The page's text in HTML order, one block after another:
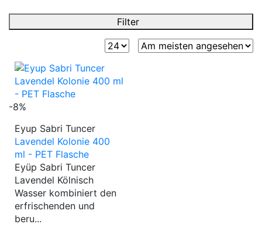
Filter
-8%
Eyup Sabri Tuncer
Lavendel Kolonie 400
ml - PET Flasche
Eyüp Sabri Tuncer
Lavendel Kölnisch
Wasser kombiniert den
erfrischenden und
beru...